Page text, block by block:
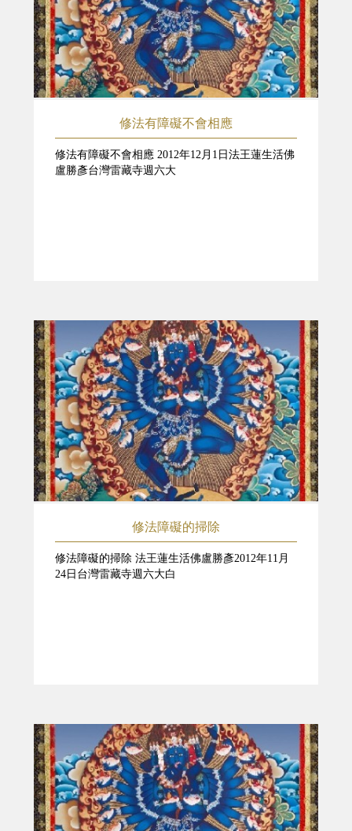
修法有障礙不會相應
修法有障礙不會相應 2012年12月1日法王蓮生活佛
盧勝彥台灣雷藏寺週六大
修法障礙的掃除
修法障礙的掃除 法王蓮生活佛盧勝彥2012年11月
24日台灣雷藏寺週六大白